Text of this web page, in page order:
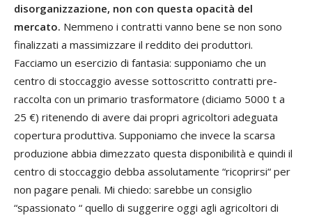
disorganizzazione, non con questa opacità del
mercato. Nemmeno i contratti vanno bene se non sono
finalizzati a massimizzare il reddito dei produttori.
Facciamo un esercizio di fantasia: supponiamo che un
centro di stoccaggio avesse sottoscritto contratti pre-
raccolta con un primario trasformatore (diciamo 5000 t a
25 €) ritenendo di avere dai propri agricoltori adeguata
copertura produttiva. Supponiamo che invece la scarsa
produzione abbia dimezzato questa disponibilità e quindi il
centro di stoccaggio debba assolutamente “ricoprirsi“ per
non pagare penali. Mi chiedo: sarebbe un consiglio
“spassionato “ quello di suggerire oggi agli agricoltori di